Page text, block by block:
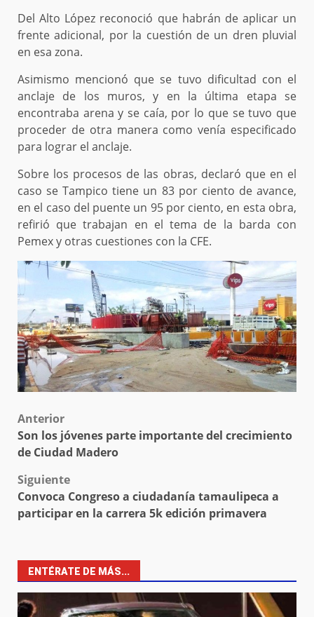
Del Alto López reconoció que habrán de aplicar un
frente adicional, por la cuestión de un dren pluvial
en esa zona.
Asimismo mencionó que se tuvo dificultad con el
anclaje de los muros, y en la última etapa se
encontraba arena y se caía, por lo que se tuvo que
proceder de otra manera como venía especificado
para lograr el anclaje.
Sobre los procesos de las obras, declaró que en el
caso se Tampico tiene un 83 por ciento de avance,
en el caso del puente un 95 por ciento, en esta obra,
refirió que trabajan en el tema de la barda con
Pemex y otras cuestiones con la CFE.
Post
navigation
Anterior
Son los jóvenes parte importante del crecimiento
de Ciudad Madero
Siguiente
Convoca Congreso a ciudadanía tamaulipeca a
participar en la carrera 5k edición primavera
ENTÉRATE DE MÁS...